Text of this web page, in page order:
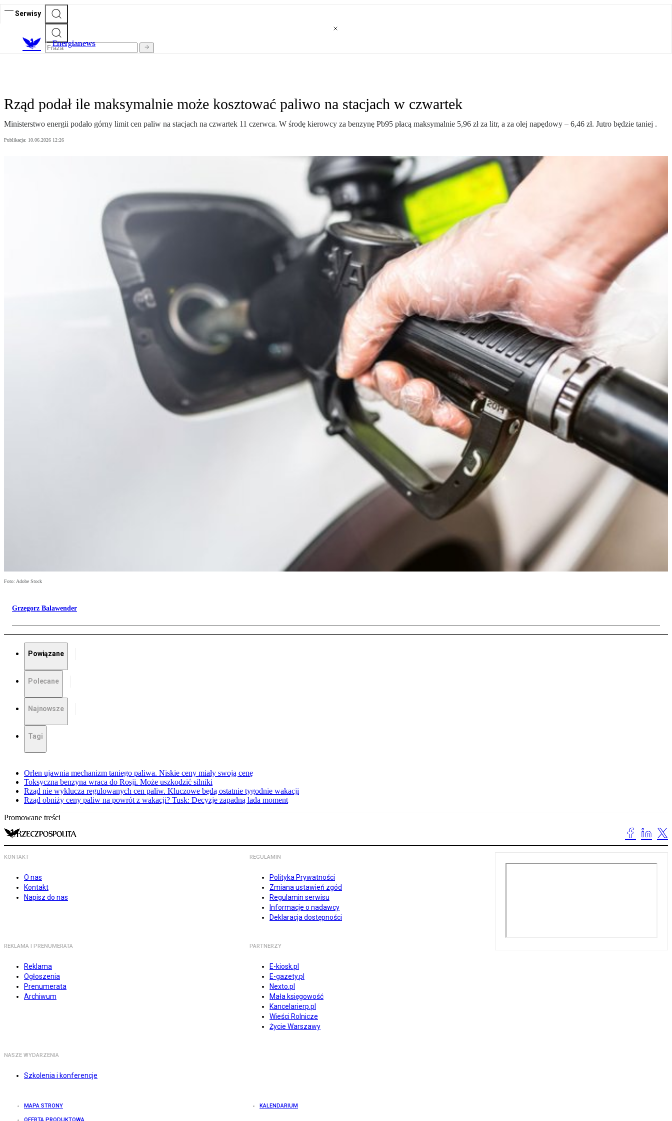
Serwisy
Energianews
Rząd podał ile maksymalnie może kosztować paliwo na stacjach w czwartek
Ministerstwo energii podało górny limit cen paliw na stacjach na czwartek 11 czerwca. W środę kierowcy za benzynę Pb95 płacą maksymalnie 5,96 zł za litr, a za olej napędowy – 6,46 zł. Jutro będzie taniej .
Publikacja: 10.06.2026 12:26
Foto: Adobe Stock
Grzegorz Balawender
Powiązane
Polecane
Najnowsze
Tagi
Orlen ujawnia mechanizm taniego paliwa. Niskie ceny miały swoją cenę
Toksyczna benzyna wraca do Rosji. Może uszkodzić silniki
Rząd nie wyklucza regulowanych cen paliw. Kluczowe będą ostatnie tygodnie wakacji
Rząd obniży ceny paliw na powrót z wakacji? Tusk: Decyzje zapadną lada moment
Promowane treści
KONTAKT
O nas
Kontakt
Napisz do nas
REGULAMIN
Polityka Prywatności
Zmiana ustawień zgód
Regulamin serwisu
Informacje o nadawcy
Deklaracja dostępności
REKLAMA I PRENUMERATA
Reklama
Ogłoszenia
Prenumerata
Archiwum
PARTNERZY
E-kiosk.pl
E-gazety.pl
Nexto.pl
Mała księgowość
Kancelarierp.pl
Wieści Rolnicze
Życie Warszawy
NASZE WYDARZENIA
Szkolenia i konferencje
MAPA STRONY KALENDARIUM